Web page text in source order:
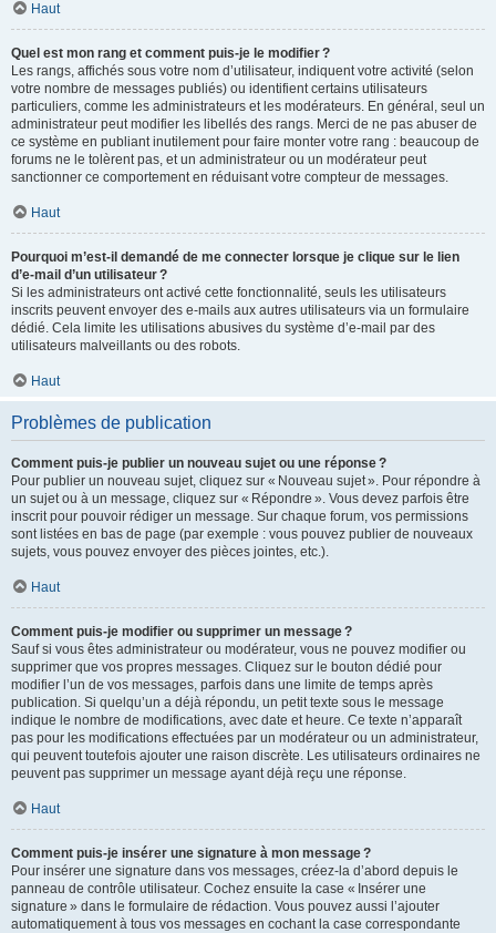
Haut
Quel est mon rang et comment puis-je le modifier ?
Les rangs, affichés sous votre nom d’utilisateur, indiquent votre activité (selon
votre nombre de messages publiés) ou identifient certains utilisateurs
particuliers, comme les administrateurs et les modérateurs. En général, seul un
administrateur peut modifier les libellés des rangs. Merci de ne pas abuser de
ce système en publiant inutilement pour faire monter votre rang : beaucoup de
forums ne le tolèrent pas, et un administrateur ou un modérateur peut
sanctionner ce comportement en réduisant votre compteur de messages.
Haut
Pourquoi m’est-il demandé de me connecter lorsque je clique sur le lien
d’e-mail d’un utilisateur ?
Si les administrateurs ont activé cette fonctionnalité, seuls les utilisateurs
inscrits peuvent envoyer des e-mails aux autres utilisateurs via un formulaire
dédié. Cela limite les utilisations abusives du système d’e-mail par des
utilisateurs malveillants ou des robots.
Haut
Problèmes de publication
Comment puis-je publier un nouveau sujet ou une réponse ?
Pour publier un nouveau sujet, cliquez sur « Nouveau sujet ». Pour répondre à
un sujet ou à un message, cliquez sur « Répondre ». Vous devez parfois être
inscrit pour pouvoir rédiger un message. Sur chaque forum, vos permissions
sont listées en bas de page (par exemple : vous pouvez publier de nouveaux
sujets, vous pouvez envoyer des pièces jointes, etc.).
Haut
Comment puis-je modifier ou supprimer un message ?
Sauf si vous êtes administrateur ou modérateur, vous ne pouvez modifier ou
supprimer que vos propres messages. Cliquez sur le bouton dédié pour
modifier l’un de vos messages, parfois dans une limite de temps après
publication. Si quelqu’un a déjà répondu, un petit texte sous le message
indique le nombre de modifications, avec date et heure. Ce texte n’apparaît
pas pour les modifications effectuées par un modérateur ou un administrateur,
qui peuvent toutefois ajouter une raison discrète. Les utilisateurs ordinaires ne
peuvent pas supprimer un message ayant déjà reçu une réponse.
Haut
Comment puis-je insérer une signature à mon message ?
Pour insérer une signature dans vos messages, créez-la d’abord depuis le
panneau de contrôle utilisateur. Cochez ensuite la case « Insérer une
signature » dans le formulaire de rédaction. Vous pouvez aussi l’ajouter
automatiquement à tous vos messages en cochant la case correspondante